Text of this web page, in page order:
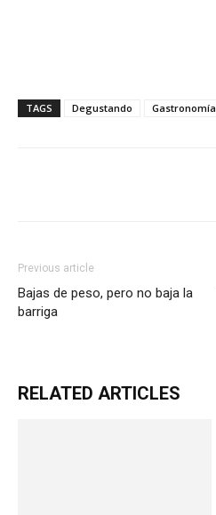
TAGS Degustando Gastronomía
Previous article
Bajas de peso, pero no baja la
barriga
RELATED ARTICLES